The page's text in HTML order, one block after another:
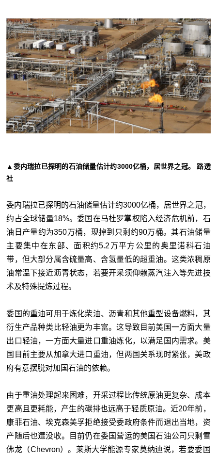
▲委内瑞拉已探明的石油储量估计约3000亿桶，居世界之冠。 路透
社
委内瑞拉已探明的石油储量估计约3000亿桶，居世界之冠，
约占全球储量18%。委国在马杜罗掌权陷入经济危机前，石
油日产量约为350万桶，现掉到只剩约90万桶。其石油储量
主要集中在东部、面积约5.2万平方公里的奥里诺科石油
带，但大部分属含硫量高、含氢量低的超重油。这类浓稠原
油常温下接近沥青状态，若要开采须仰赖蒸汽注入等先进技
术及特殊提炼过程。
委国的重油可用于炼化柴油、沥青和其他重型设备燃料，其
衍生产品种类比轻油更为丰富。这导致目前美国一方面大量
出口轻油，一方面大量进口重油炼化，以满足国内需求。美
国目前主要从加拿大进口重油，但两国关系现时紧张，美政
府有意摆脱对加国石油的依赖。
由于重油处理起来困难，开采过程比传统原油更复杂、成本
更高且更耗能，产生的碳排也远高于轻质原油。近20年前，
康菲石油、埃克森美孚拒绝接受委政府条件而退出当地，资
产随后也遭没收。目前仍在委国营运的美国石油公司只剩雪
佛龙（Chevron）。莱斯大学能源专家莫纳迪说，若要委国